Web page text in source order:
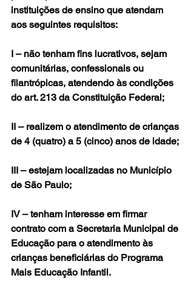
instituições de ensino que atendam
aos seguintes requisitos:
I – não tenham fins lucrativos, sejam
comunitárias, confessionais ou
filantrópicas, atendendo às condições
do art. 213 da Constituição Federal;
II – realizem o atendimento de crianças
de 4 (quatro) a 5 (cinco) anos de idade;
III – estejam localizadas no Município
de São Paulo;
IV – tenham interesse em firmar
contrato com a Secretaria Municipal de
Educação para o atendimento às
crianças beneficiárias do Programa
Mais Educação Infantil.